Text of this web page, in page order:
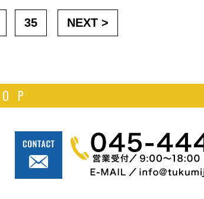
35 NEXT >